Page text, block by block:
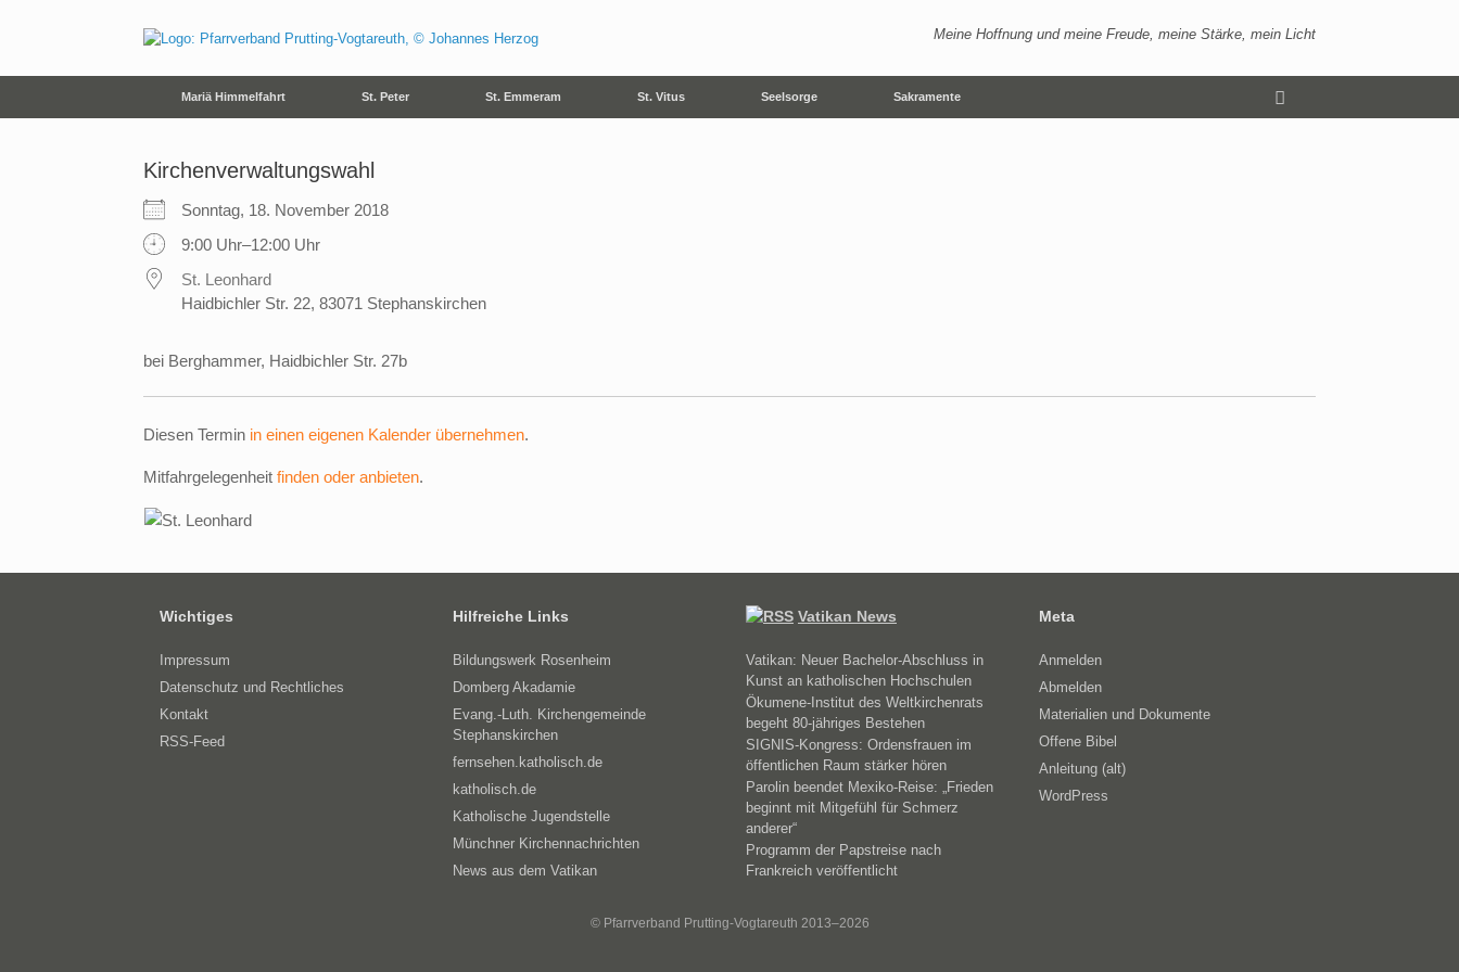
Meine Hoffnung und meine Freude, meine Stärke, mein Licht
Mariä Himmelfahrt St. Peter St. Emmeram St. Vitus Seelsorge Sakramente
Kirchenverwaltungswahl
Sonntag, 18. November 2018
9:00 Uhr–12:00 Uhr
St. Leonhard
Haidbichler Str. 22, 83071 Stephanskirchen
bei Berghammer, Haidbichler Str. 27b
Diesen Termin in einen eigenen Kalender übernehmen.
Mitfahrgelegenheit finden oder anbieten.
Wichtiges
Impressum
Datenschutz und Rechtliches
Kontakt
RSS-Feed
Hilfreiche Links
Bildungswerk Rosenheim
Domberg Akadamie
Evang.-Luth. Kirchengemeinde
Stephanskirchen
fernsehen.katholisch.de
katholisch.de
Katholische Jugendstelle
Münchner Kirchennachrichten
News aus dem Vatikan
Vatikan News
Vatikan: Neuer Bachelor-Abschluss in
Kunst an katholischen Hochschulen
Ökumene-Institut des Weltkirchenrats
begeht 80-jähriges Bestehen
SIGNIS-Kongress: Ordensfrauen im
öffentlichen Raum stärker hören
Parolin beendet Mexiko-Reise: „Frieden
beginnt mit Mitgefühl für Schmerz
anderer“
Programm der Papstreise nach
Frankreich veröffentlicht
Meta
Anmelden
Abmelden
Materialien und Dokumente
Offene Bibel
Anleitung (alt)
WordPress
© Pfarrverband Prutting-Vogtareuth 2013–2026